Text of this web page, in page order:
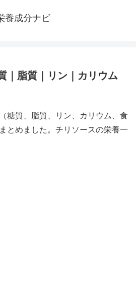
養成分ナビ
｜脂質｜リン｜カリウム
糖質、脂質、リン、カリウム、食
とめました。チリソースの栄養一